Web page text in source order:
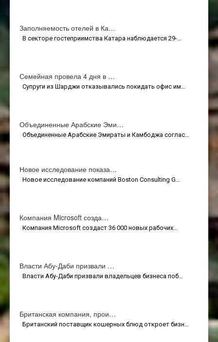
Заполняемость отелей в Ка…
В секторе гостеприимства Катара наблюдается 29-…
Семейная провела 4 дня в …
Супруги из Шарджи отказывались покидать офис им…
Объединенные Арабские Эми…
Объединенные Арабские Эмираты и Камбоджа соглас…
Новое исследование показа…
Новое исследование компаний Boston Consulting G…
Компания Microsoft созда…
Компания Microsoft создаст 36 000 новых рабочих…
Власти Абу-Даби призвали …
Власти Абу-Даби призвали владельцев бизнеса поб…
Британская компания, прои…
Британский поставщик кошерных блюд откроет бизн…